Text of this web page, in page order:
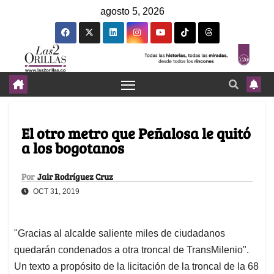
agosto 5, 2026
El otro metro que Peñalosa le quitó
a los bogotanos
Por Jair Rodríguez Cruz
OCT 31, 2019
"Gracias al alcalde saliente miles de ciudadanos
quedarán condenados a otra troncal de TransMilenio".
Un texto a propósito de la licitación de la troncal de la 68